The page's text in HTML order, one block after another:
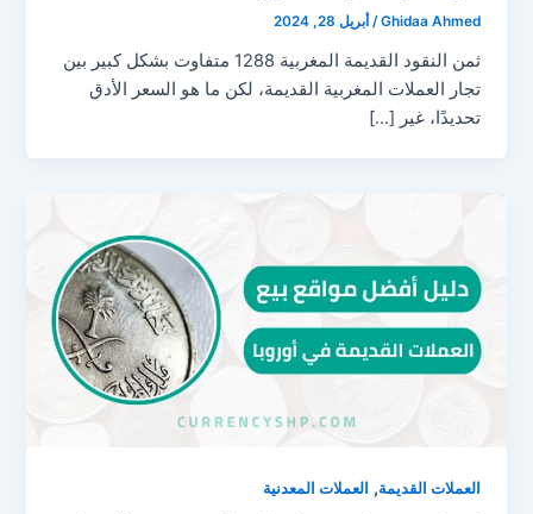
Ghidaa Ahmed
/ أبريل 28, 2024
ثمن النقود القديمة المغربية 1288 متفاوت بشكل كبير بين
تجار العملات المغربية القديمة، لكن ما هو السعر الأدق
تحديدًا، غير […]
العملات القديمة, العملات المعدنية